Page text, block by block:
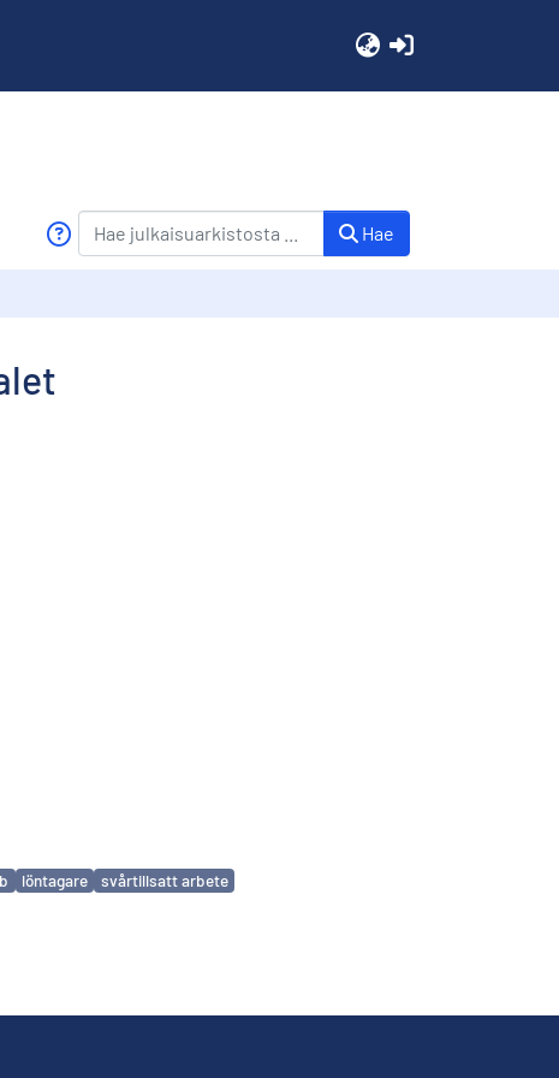
Hae
löntagare svårtillsatt arbete